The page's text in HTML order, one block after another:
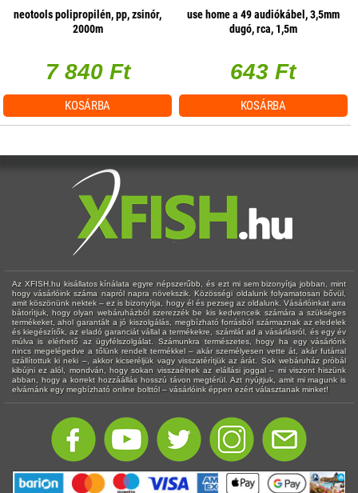
neotools polipropilén, pp, zsinór,
2000m
7 840 Ft
KOSÁRBA
use home a 49 audiókábel, 3,5mm
dugó, rca, 1,5m
643 Ft
KOSÁRBA
Az XFISH.hu kisállatos kínálata egyre népszerűbb, és ezt mi sem bizonyítja jobban, mint
hogy vásárlóink száma napról napra növekszik. Közösségi oldalunk folyamatosan bővül,
amit köszönünk nektek – ez is bizonyítja, hogy él és pezseg az oldalunk. Vásárlóinkat arra
bátorítjuk, hogy olyan webáruházból szerezzék be kis kedvenceik számára a szükséges
termékeket, ahol garantált a jó kiszolgálás, megbízható forrásból származnak az eledelek
és kiegészítők, az eladó garanciát vállal a termékekre, számlát ad a vásárlásról, és egy év
múlva is elérhető az ügyfélszolgálat. Számunkra természetes, hogy ha egy vásárlónk
nincs megelégedve a tőlünk rendelt termékkel – akár személyesen vette át, akár futárral
szállítottuk ki neki –, akkor kicseréljük vagy visszatérítjük az árát. Sok webáruház próbál
kibújni ez alól, mondván, hogy sokan visszaélnek az elállási joggal – mi viszont hiszünk
abban, hogy a korrekt hozzáállás hosszú távon megtérül. Azt nyújtjuk, amit mi magunk is
elvárnánk egy megbízható online bolttól – vásárlóink éppen ezért választanak minket!